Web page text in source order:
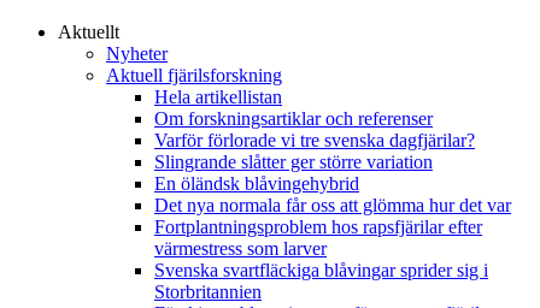
Aktuellt
Nyheter
Aktuell fjärilsforskning
Hela artikellistan
Om forskningsartiklar och referenser
Varför förlorade vi tre svenska dagfjärilar?
Slingrande slåtter ger större variation
En öländsk blåvingehybrid
Det nya normala får oss att glömma hur det var
Fortplantningsproblem hos rapsfjärilar efter
värmestress som larver
Svenska svartfläckiga blåvingar sprider sig i
Storbritannien